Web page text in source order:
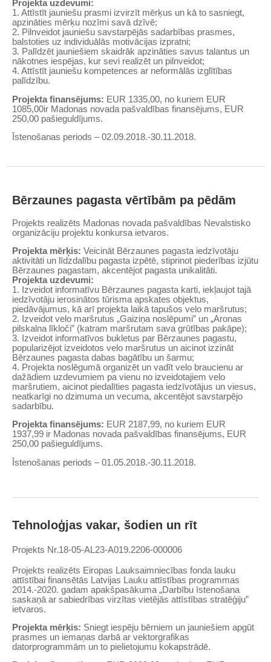
Projekta uzdevumi:
1. Attīstīt jauniešu prasmi izvirzīt mērķus un kā to sasniegt,
apzināties mērķu nozīmi savā dzīvē;
2. Pilnveidot jauniešu savstarpējās sadarbības prasmes,
balstoties uz individuālās motivācijas izpratni;
3. Palīdzēt jauniešiem skaidrāk apzināties savus talantus un
nākotnes iespējas, kur sevi realizēt un pilnveidot;
4. Attīstīt jauniešu kompetences ar neformālās izglītības
palīdzību.
Projekta finansējums: EUR 1335,00, no kuriem EUR
1085,00ir Madonas novada pašvaldības finansējums, EUR
250,00 pašieguldījums.
Īstenošanas periods – 02.09.2018.-30.11.2018.
Bērzaunes pagasta vērtībām pa pēdām
Projekts realizēts Madonas novada pašvaldības Nevalstisko
organizāciju projektu konkursa ietvaros.
Projekta mērķis: Veicināt Bērzaunes pagasta iedzīvotāju
aktivitāti un līdzdalību pagasta izpētē, stiprinot piederības izjūtu
Bērzaunes pagastam, akcentējot pagasta unikalitāti.
Projekta uzdevumi:
1. Izveidot informatīvu Bērzaunes pagasta karti, iekļaujot tajā
iedzīvotāju ierosinātos tūrisma apskates objektus,
piedāvājumus, kā arī projekta laikā tapušos velo maršrutus;
2. Izveidot velo maršrutus „Gaiziņa noslēpumi” un „Aronas
pilskalna līkloči” (katram maršrutam sava grūtības pakāpe);
3. Izveidot informatīvos bukletus par Bērzaunes pagastu,
popularizējot izveidotos velo maršrutus un aicinot izzināt
Bērzaunes pagasta dabas bagātību un šarmu;
4. Projekta noslēgumā organizēt un vadīt velo braucienu ar
dažādiem uzdevumiem pa vienu no izveidotajiem velo
maršrutiem, aicinot piedalīties pagasta iedzīvotājus un viesus,
neatkarīgi no dzimuma un vecuma, akcentējot savstarpējo
sadarbību.
Projekta finansējums: EUR 2187,99, no kuriem EUR
1937,99 ir Madonas novada pašvaldības finansējums, EUR
250,00 pašieguldījums.
Īstenošanas periods – 01.05.2018.-30.11.2018.
Tehnoloģjas vakar, šodien un rīt
Projekts Nr.18-05-AL23-A019.2206-000006
Projekts realizēts Eiropas Lauksaimniecības fonda lauku
attīstībai finansētās Latvijas Lauku attīstības programmas
2014.-2020. gadam apakšpasākuma „Darbību īstenošana
saskaņā ar sabiedrības virzītas vietējās attīstības stratēģiju”
ietvaros.
Projekta mērķis: Sniegt iespēju bērniem un jauniešiem apgūt
prasmes un iemaņas darbā ar vektorgrafikas
datorprogrammām un to pielietojumu kokapstrādē.